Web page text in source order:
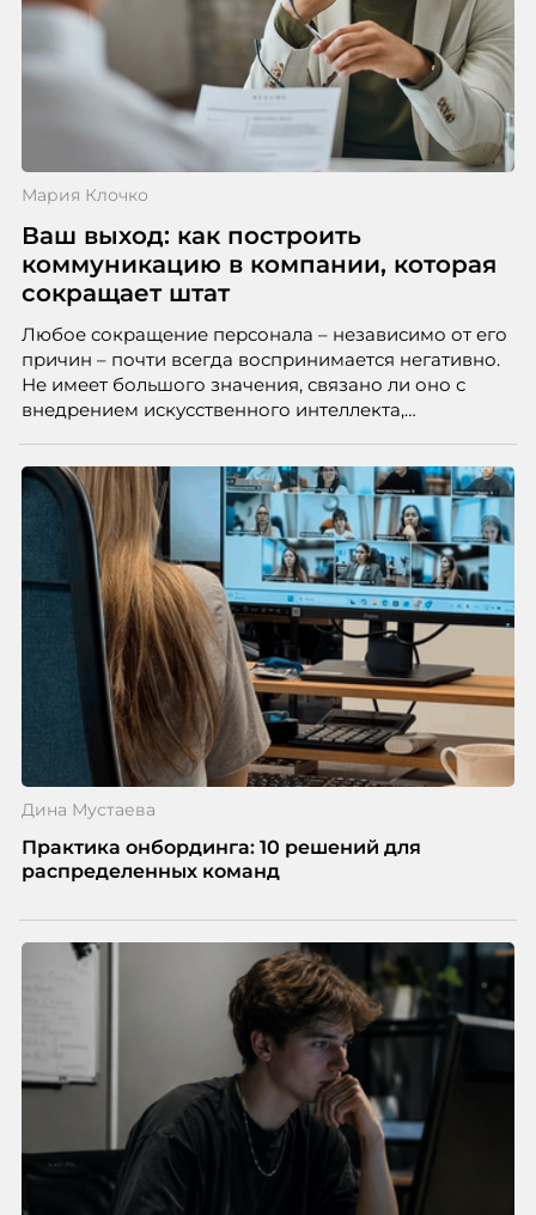
Мария Клочко
Ваш выход: как построить
коммуникацию в компании, которая
сокращает штат
Любое сокращение персонала – независимо от его
причин – почти всегда воспринимается негативно.
Не имеет большого значения, связано ли оно с
внедрением искусственного интеллекта,
структуры компании. Для сотрудников сокращения
означают потерю стабильности, а для внешнего
рынка становятся сигналом о возможных
проблемах организации. В результате увольнения
нередко превращаются в фактор, который
негативно влияет HR-бренд работодателя.
Дина Мустаева
Практика онбординга: 10 решений для
распределенных команд